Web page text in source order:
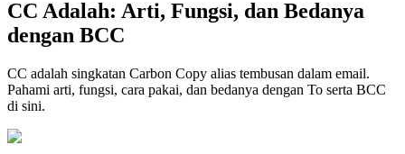
CC Adalah: Arti, Fungsi, dan Bedanya
dengan BCC
CC adalah singkatan Carbon Copy alias tembusan dalam email.
Pahami arti, fungsi, cara pakai, dan bedanya dengan To serta BCC
di sini.